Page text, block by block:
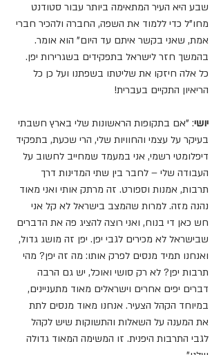
שבע היא העיר המתאימה ביותר עבור סטודנט
מחו"ל כדי ללמוד את השפה, החברה ולהכיר חברי
אמת, שאני בקשר איתם עד היום" הוא אומר.
בהמשך חזר לישראל בתפקידים בשגרירות יפן.
כל אלה חיזקו את שליטתו בשפתנו ועל כן כל
הריאיון התקיים בעברית!
יושי: "אם בתקופות הראשונות שלי בארץ חשבתי
בעיקר על עצמי והחוויות שלי, הרי שכעת, בתפקיד
דיפלומטי רשמי, אני במעמד שמחייב לחשוב על
העבודה שלי – לחבר בין שתי המדינות דרך
תרבות, אמנות וספורט. זה מרתק אותי ואני מאוד
נהנה מזה. למרות שהמצב בישראל לא קל אני
חש כאן די בנוח, ואני רוצה להציג פה את הדברים
שבישראל לא מכירים לגבי יפן. יפן זה מושג גדול,
ואנחנו תמיד מנסים לפרק אותו: מה זה יפן? מהי
תרבות יפן? לא רק סושי ואוכל, יש גם הרבה
דברים יפים אחרים וישראלים מאוד מתעניינים,
במיוחד הקהל הצעיר. אנחנו מאוד מנסים לתת
את המענה על השאלות והתשוקות שיש לקהל
לגבי התרבות היפנית. זו המשימה המאוד גדולה